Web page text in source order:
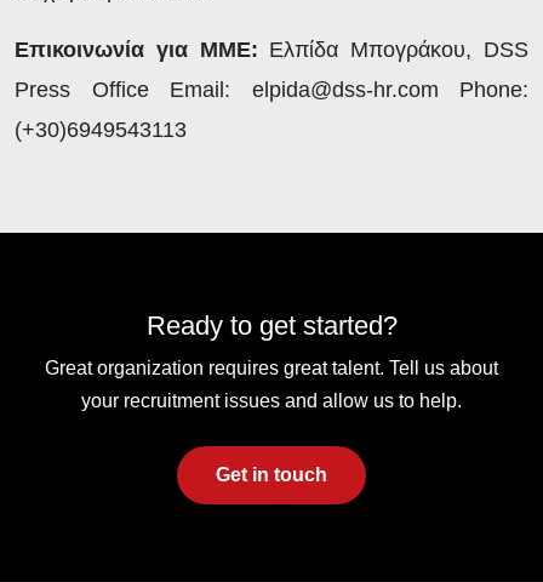
Επικοινωνία για ΜΜΕ: Ελπίδα Μπογράκου, DSS
Press Office Email: elpida@dss-hr.com Phone:
(+30)6949543113
Ready to get started?
Great organization requires great talent. Tell us about
your recruitment issues and allow us to help.
Get in touch